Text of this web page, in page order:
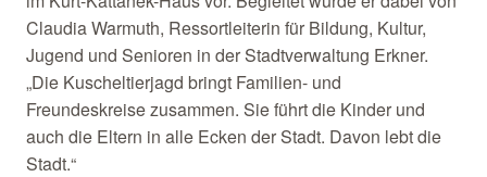
Claudia Warmuth, Ressortleiterin für Bildung, Kultur,
Jugend und Senioren in der Stadtverwaltung Erkner.
„Die Kuscheltierjagd bringt Familien- und
Freundeskreise zusammen. Sie führt die Kinder und
auch die Eltern in alle Ecken der Stadt. Davon lebt die
Stadt.“